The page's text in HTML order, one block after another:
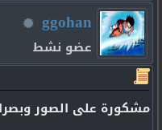
ggohan
عضو نشط
مشكورة على الصور